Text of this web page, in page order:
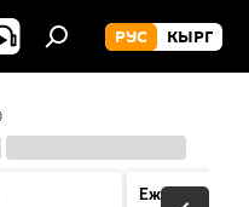
РУС КЫРГ
Ежедневные